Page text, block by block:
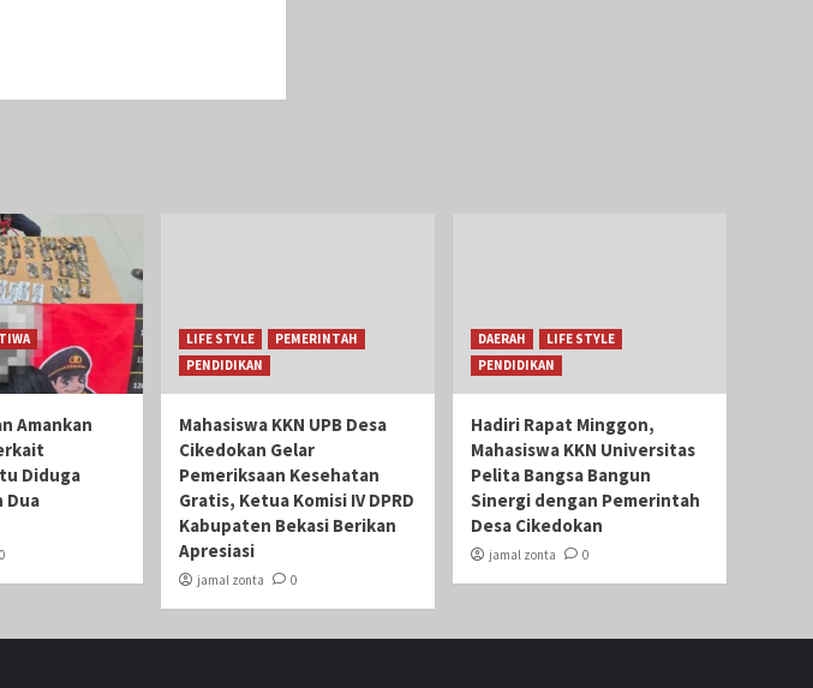
Amankan
Diduga
Dua
0
LIFE STYLE
PEMERINTAH
PENDIDIKAN
Mahasiswa KKN UPB Desa
Cikedokan Gelar
Pemeriksaan Kesehatan
Gratis, Ketua Komisi IV DPRD
Kabupaten Bekasi Berikan
Apresiasi
jamal zonta 0
DAERAH
LIFE STYLE
PENDIDIKAN
Hadiri Rapat Minggon,
Mahasiswa KKN Universitas
Pelita Bangsa Bangun
Sinergi dengan Pemerintah
Desa Cikedokan
jamal zonta 0